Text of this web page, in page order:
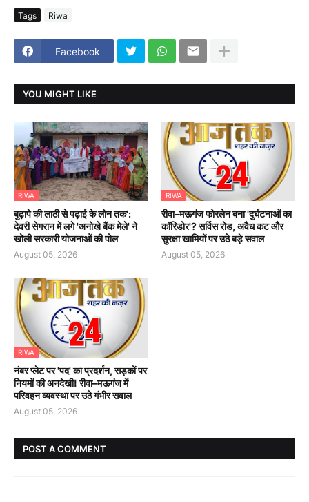
Tags Riwa
Facebook
YOU MIGHT LIKE
RIWA
बुढ़ापे की लाठी से पढ़ाई के लोन तक':
देवरी सेगरान में लगे 'अनोखे बैंक मेले' ने
खोली सरकारी योजनाओं की पोल
August 05, 2026
RIWA
रीवा–मऊगंज फोरलेन बना 'दुर्घटनाओं का
कॉरिडोर'? सर्विस रोड, अवैध कट और
सुरक्षा खामियों पर उठे बड़े सवाल
August 05, 2026
RIWA
नंबर प्लेट पर 'पद' का प्रदर्शन, सड़कों पर
नियमों की अनदेखी! रीवा–मऊगंज में
परिवहन व्यवस्था पर उठे गंभीर सवाल
August 05, 2026
POST A COMMENT